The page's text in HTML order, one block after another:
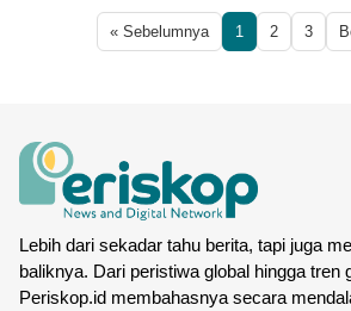
« Sebelumnya 1 2 3
Lebih dari sekadar tahu berita, tapi juga
baliknya. Dari peristiwa global hingga tren
Periskop.id membahasnya secara